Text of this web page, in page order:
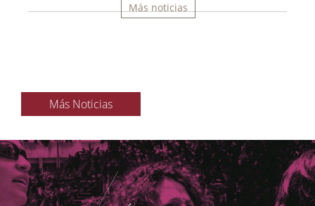
Más noticias
Más Noticias